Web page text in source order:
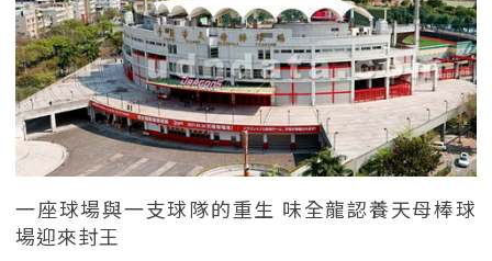
一座球場與一支球隊的重生 味全龍認養天母棒球
場迎來封王